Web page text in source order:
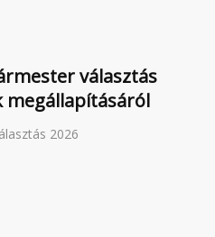
választás
megállapításáról
2026